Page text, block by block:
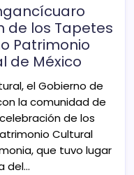
de los Tapetes
Patrimonio
de México
el Gobierno de
la comunidad de
de los
Cultural
que tuvo lugar
del…